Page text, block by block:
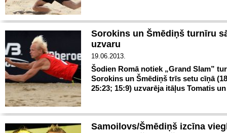
Sorokins un Šmēdiņš turnīru
uzvaru
19.06.2013.
Šodien Romā notiek „Grand Slam”
Sorokins un Šmēdiņš trīs setu cīņā
25:23; 15:9) uzvarēja itāļus Tomatis
Samoilovs/Šmēdiņš izcīna